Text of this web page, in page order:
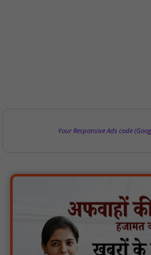
Your Responsive Ads code